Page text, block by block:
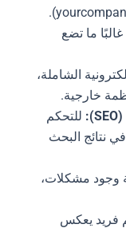
ما تضع
الشاملة،
خارجية.
للتحكم
البحث
مشكلات،
يعكس